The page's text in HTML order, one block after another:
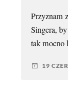
Przyznam
Singera,
tak mocno
19